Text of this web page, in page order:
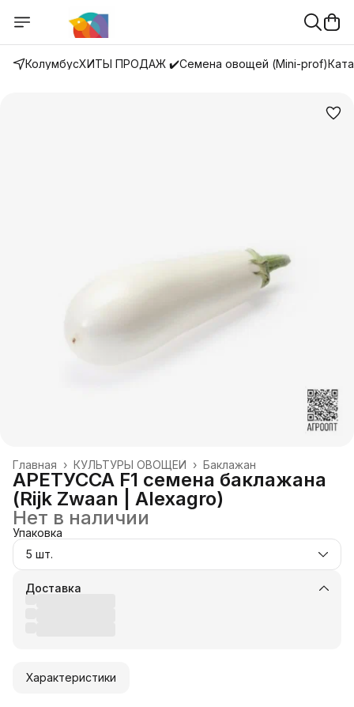
КолумбусХИТЫ ПРОДАЖ ✔️Семена овощей (Mini-prof)
Баклажан
КУЛЬТУРЫ ОВОЩЕЙ ›
Главная ›
АРЕТУССА F1 семена баклажана
(Rijk Zwaan | Alexagro)
Нет в наличии
Упаковка
5 шт.
Доставка
Характеристики